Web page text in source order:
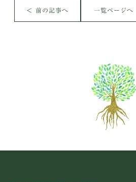
＜ 前の記事へ 一覧ページへ